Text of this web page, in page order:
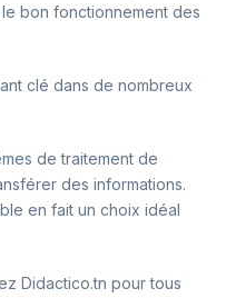
bon fonctionnement des
clé dans de nombreux
de traitement de
des informations.
en fait un choix idéal
Didactico.tn pour tous